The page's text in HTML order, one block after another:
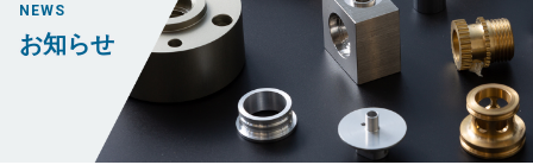
NEWS
お知らせ